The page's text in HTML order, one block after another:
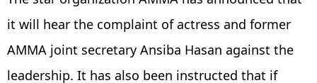
it will hear the complaint of actress and former
AMMA joint secretary Ansiba Hasan against the
leadership. It has also been instructed that if